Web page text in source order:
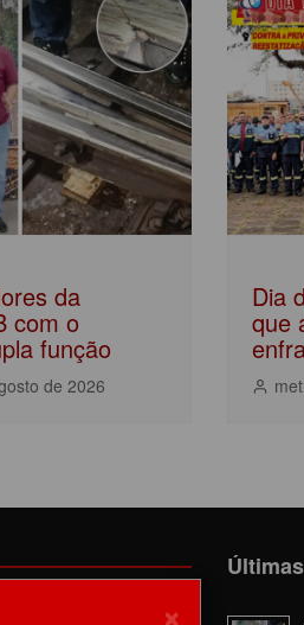
da
com o
função
de 2026
Dia
que
×